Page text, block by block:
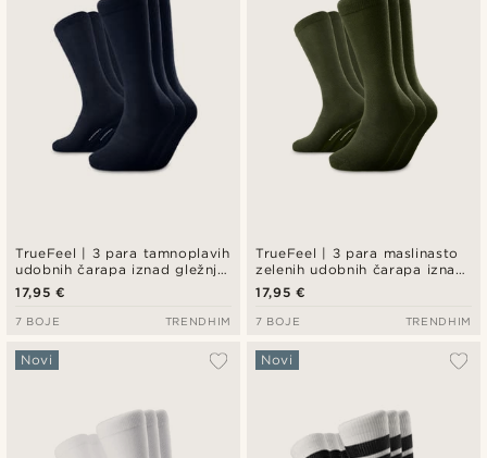
TrueFeel | 3 para tamnoplavih
udobnih čarapa iznad gležnja
od bambusa
17,95 €
7 BOJE TRENDHIM
TrueFeel | 3 para maslinasto
zelenih udobnih čarapa iznad
gležnja od bambusa
17,95 €
7 BOJE TRENDHIM
Novi Novi